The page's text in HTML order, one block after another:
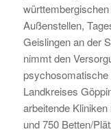
Außenstellen,
Geislingen an der
nimmt den
psychosomatische
Landkreises
arbeitende
und 750 Betten/